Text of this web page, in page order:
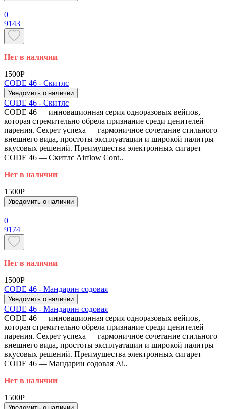
0
9143
Нет в наличии
1500P
CODE 46 - Скитлс
Уведомить о наличии
CODE 46 - Скитлс
CODE 46 — инновационная серия одноразовых вейпов,
которая стремительно обрела признание среди ценителей
парения. Секрет успеха — гармоничное сочетание стильного
внешнего вида, простоты эксплуатации и широкой палитры
вкусовых решений. Преимущества электронных сигарет
CODE 46 — Скитлс Airflow Cont..
Нет в наличии
1500P
Уведомить о наличии
0
9174
Нет в наличии
1500P
CODE 46 - Мандарин содовая
Уведомить о наличии
CODE 46 - Мандарин содовая
CODE 46 — инновационная серия одноразовых вейпов,
которая стремительно обрела признание среди ценителей
парения. Секрет успеха — гармоничное сочетание стильного
внешнего вида, простоты эксплуатации и широкой палитры
вкусовых решений. Преимущества электронных сигарет
CODE 46 — Мандарин содовая Ai..
Нет в наличии
1500P